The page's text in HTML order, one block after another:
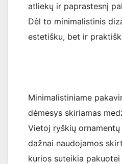
atliekų ir paprastesnį
Dėl to minimalistinis
estetišku, bet ir
Minimalistiniame
dėmesys skiriamas
Vietoj ryškių
dažnai naudojamos
kurios suteikia